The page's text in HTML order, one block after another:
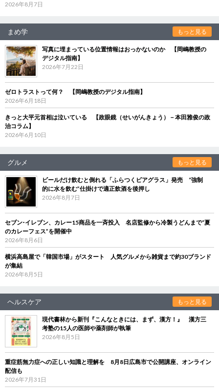
2026年8月7日
まめ学 もっと見る
写真に埋まっている位置情報はおっかないのか 【岡嶋教授の
デジタル指南】
2026年7月22日
ゼロトラストって何？ 【岡嶋教授のデジタル指南】
2026年6月18日
きっと大平元首相は泣いている 【政眼鏡（せいがんきょう）－本田雅俊の政
治コラム】
2026年6月10日
グルメ もっと見る
ビールだけ飲むと倒れる「ふらつくビアグラス」発売 “強制
的に水を飲む”仕掛けで適正飲酒を後押し
2026年8月7日
セブン‐イレブン、カレー15商品を一斉投入 名店監修から冷製うどんまで“夏
のカレーフェス”を開催中
2026年8月6日
横浜高島屋で「韓国市場」がスタート 人気グルメから雑貨まで約30ブランド
が集結
2026年8月5日
ヘルスケア もっと見る
現代書林から新刊『こんなときには、まず、漢方！』 漢方三
考塾の15人の医師や薬剤師が執筆
2026年8月5日
重症筋無力症への正しい知識と理解を 8月8日広島市で公開講座、オンライン
配信も
2026年7月31日